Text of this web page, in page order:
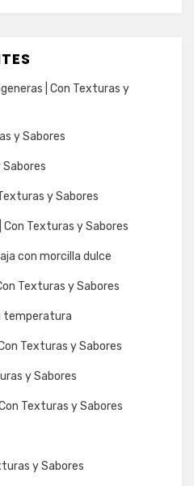
| Con Texturas y
y Sabores
Sabores
y Sabores
Texturas y Sabores
con morcilla dulce
Texturas y Sabores
temperatura
Texturas y Sabores
y Sabores
Texturas y Sabores
y Sabores